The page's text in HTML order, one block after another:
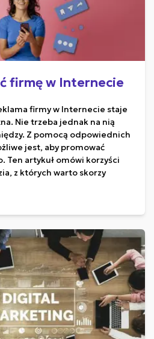
firmę w Internecie
firmy w Internecie staje
Nie trzeba jednak na nią
Z pomocą odpowiednich
jest, aby promować
Ten artykuł omówi korzyści
z których warto skorzy